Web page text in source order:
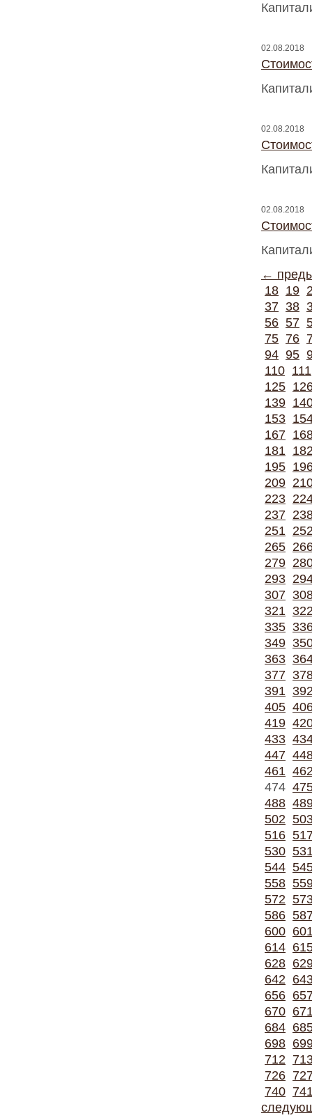
02.08.2018
02.08.2018
02.08.2018
←
18 19
37 38
56 57
75 76
94 95
110 111
125
139
153
167
181
195
209
223
237
251
265
279
293
307
321
335
349
363
377
391
405
419
433
447
461
474
488
502
516
530
544
558
572
586
600
614
628
642
656
670
684
698
712
726
740